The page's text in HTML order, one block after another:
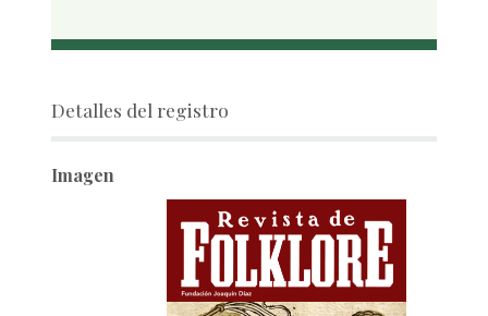
Detalles del registro
Imagen